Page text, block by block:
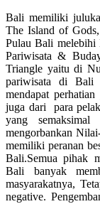
Bali memiliki
The Island of
Pulau Bali melebihi
Pariwisata &
Triangle yaitu di
pariwisata di Bali
mendapat
juga dari para
yang
mengorbankan
memiliki peranan
Bali.Semua pihak
Bali banyak
masyarakatnya,
negative.